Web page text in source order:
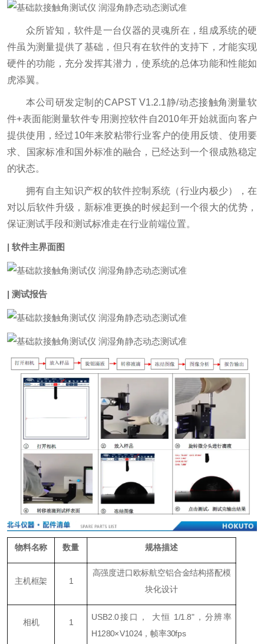
众所皆知，软件是一台仪器的灵魂所在，组成系统的硬
件虽为测量提供了基础，但只有在软件的支持下，才能实现
硬件的功能，充分发挥其潜力，使系统的总体功能和性能如
虎添翼。
本公司研发定制的CAPST V1.2.1静/动态接触角测量软
件+表面能测量软件专用测控软件自2010年开始就面向客户
提供使用，经过10年来胶粘带行业客户的使用反馈、使用要
求、国家标准和国外标准的融合，已经达到一个很成熟稳定
的状态。
拥有自主知识产权的软件控制系统（行业内极少），在
对以后软件升级，新标准更换的时候起到一个很大的优势，
保证测试手段和测试标准走在行业前端位置。
| 软件主界面图
| 测试报告
物料名称 数量 规格描述
主机框架 1
高强度进口欧标航空铝合金结构搭配模
块化设计
相机 1
USB2.0接口， 大恒 1/1.8"，分辨率
H1280×V1024，帧率30fps